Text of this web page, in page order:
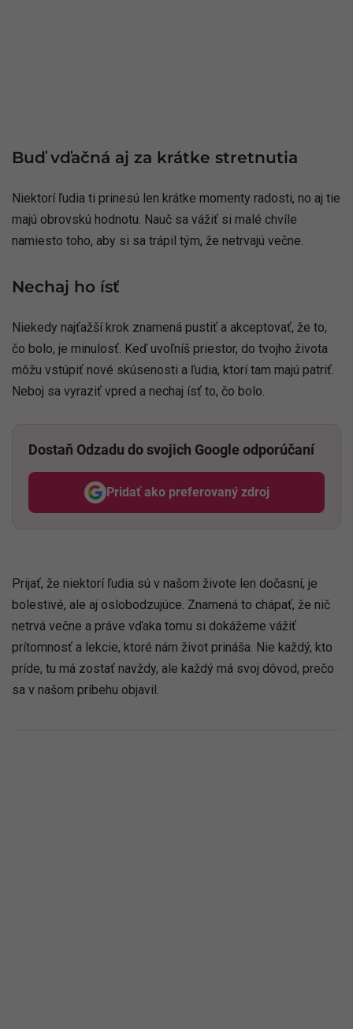
Buď vďačná aj za krátke stretnutia
Niektorí ľudia ti prinesú len krátke momenty radosti, no aj tie
majú obrovskú hodnotu. Nauč sa vážiť si malé chvíle
namiesto toho, aby si sa trápil tým, že netrvajú večne.
Nechaj ho ísť
Niekedy najťažší krok znamená pustiť a akceptovať, že to,
čo bolo, je minulosť. Keď uvoľníš priestor, do tvojho života
môžu vstúpiť nové skúsenosti a ľudia, ktorí tam majú patriť.
Neboj sa vyraziť vpred a nechaj ísť to, čo bolo.
Dostaň Odzadu do svojich Google odporúčaní
Pridať ako preferovaný zdroj
Odzadu, odkaz sa otvorí v
Prijať, že niektorí ľudia sú v našom živote len dočasní, je
bolestivé, ale aj oslobodzujúce. Znamená to chápať, že nič
netrvá večne a práve vďaka tomu si dokážeme vážiť
prítomnosť a lekcie, ktoré nám život prináša. Nie každý, kto
príde, tu má zostať navždy, ale každý má svoj dôvod, prečo
sa v našom príbehu objavil.